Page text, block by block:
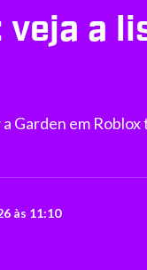
veja a
Garden em Roblox
às 11:10